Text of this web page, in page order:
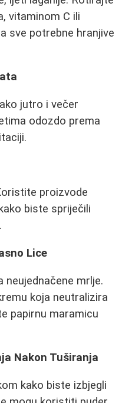
vitaminom C ili
sve potrebne hranjive
jutro i večer
odozdo prema
proizvode
biste spriječili
Lice
neujednačene mrlje.
koja neutralizira
papirnu maramicu
Nakon Tuširanja
kako biste izbjegli